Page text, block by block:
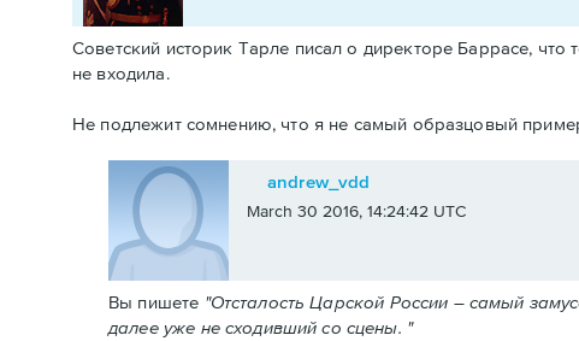
Советский историк Тарле писал о директоре Баррасе,
не входила.
Не подлежит сомнению, что я не самый образцовый
andrew_vdd
March 30 2016, 14:24:42 UTC
Вы пишете "Отсталость Царской России – самый
далее уже не сходивший со сцены. "